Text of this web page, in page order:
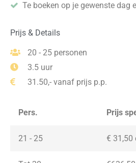
Te boeken op je gewenste dag
Prijs & Details
20 - 25 personen
3.5 uur
31.50,- vanaf prijs p.p.
Pers. Prijs
21 - 25 € 31,50